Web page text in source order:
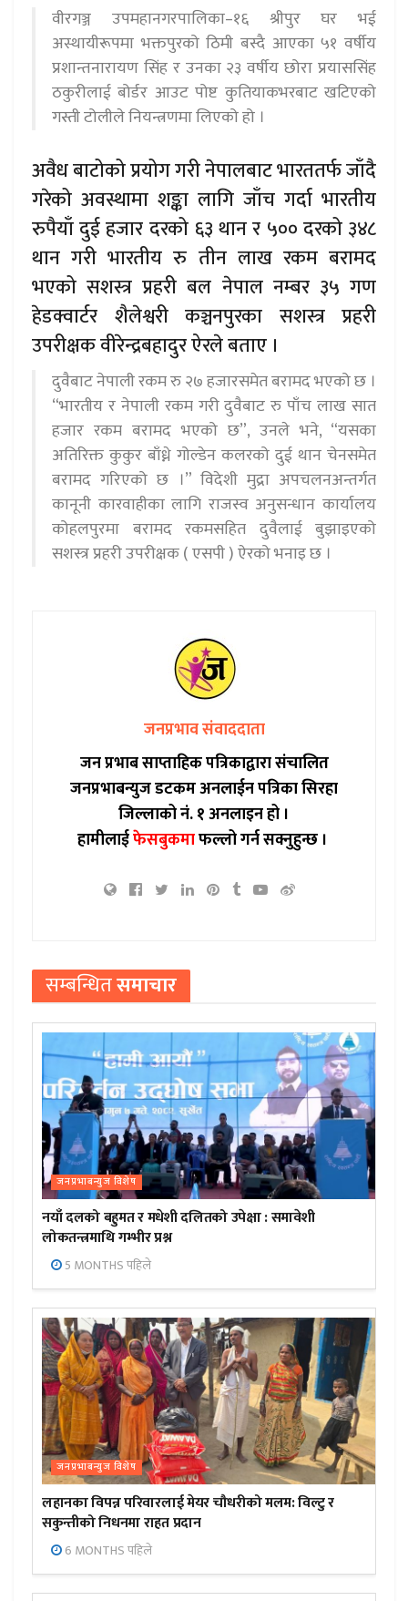
वीरगञ्ज उपमहानगरपालिका–१६ श्रीपुर घर भई
अस्थायीरूपमा भक्तपुरको ठिमी बस्दै आएका ५१ वर्षीय
प्रशान्तनारायण सिंह र उनका २३ वर्षीय छोरा प्रयाससिंह
ठकुरीलाई बोर्डर आउट पोष्ट कुतियाकभरबाट खटिएको
गस्ती टोलीले नियन्त्रणमा लिएको हो ।
अवैध बाटोको प्रयोग गरी नेपालबाट भारततर्फ जाँदै
गरेको अवस्थामा शङ्का लागि जाँच गर्दा भारतीय
रुपैयाँ दुई हजार दरको ६३ थान र ५०० दरको ३४८
थान गरी भारतीय रु तीन लाख रकम बरामद
भएको सशस्त्र प्रहरी बल नेपाल नम्बर ३५ गण
हेडक्वार्टर शैलेश्वरी कञ्चनपुरका सशस्त्र प्रहरी
उपरीक्षक वीरेन्द्रबहादुर ऐरले बताए ।
दुवैबाट नेपाली रकम रु २७ हजारसमेत बरामद भएको छ ।
“भारतीय र नेपाली रकम गरी दुवैबाट रु पाँच लाख सात
हजार रकम बरामद भएको छ”, उनले भने, “यसका
अतिरिक्त कुकुर बाँध्ने गोल्डेन कलरको दुई थान चेनसमेत
बरामद गरिएको छ ।” विदेशी मुद्रा अपचलनअन्तर्गत
कानूनी कारवाहीका लागि राजस्व अनुसन्धान कार्यालय
कोहलपुरमा बरामद रकमसहित दुवैलाई बुझाइएको
सशस्त्र प्रहरी उपरीक्षक ( एसपी ) ऐरको भनाइ छ ।
जनप्रभाव संवाददाता
जन प्रभाब साप्ताहिक पत्रिकाद्वारा संचालित
जनप्रभाबन्युज डटकम अनलाईन पत्रिका सिरहा
जिल्लाको नं. १ अनलाइन हो ।
हामीलाईफेसबुकमाफल्लो गर्न सक्नुहुन्छ ।
सम्बन्धितसमाचार
जनप्रभाबन्युज विशेष
नयाँ दलको बहुमत र मधेशी दलितको उपेक्षा : समावेशी
लोकतन्त्रमाथि गम्भीर प्रश्न
5 MONTHS पहिले
जनप्रभाबन्युज विशेष
लहानका विपन्न परिवारलाई मेयर चौधरीको मलम: विल्टु र
सकुन्तीको निधनमा राहत प्रदान
6 MONTHS पहिले